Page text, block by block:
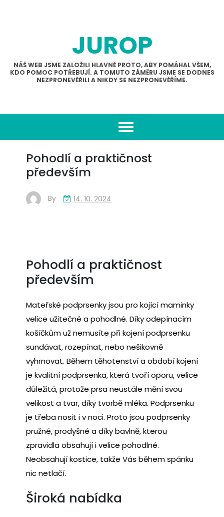
JUROP
NÁŠ WEB JSME ZALOŽILI HLAVNĚ PROTO, ABY POMÁHAL VŠEM,
KDO POMOC POTŘEBUJÍ. A TOMUTO ZÁMĚRU JSME SE DODNES
NEZPRONEVĚŘILI A NIKDY SE NEZPRONEVĚŘÍME.
Pohodlí a praktičnost
především
By 14. 10. 2024
Pohodlí a praktičnost
především
Mateřské podprsenky jsou pro kojící maminky
velice užitečné a pohodlné. Díky odepínacím
košíčkům už nemusíte při kojení podprsenku
sundávat, rozepínat, nebo nešikovně
vyhrnovat. Během těhotenství a období kojení
je kvalitní podprsenka, která tvoří oporu, velice
důležitá, protože prsa neustále mění svou
velikost a tvar, díky tvorbě mléka. Podprsenku
je třeba nosit i v noci. Proto jsou podprsenky
pružné, prodyšné a díky bavlně, kterou
zpravidla obsahují i velice pohodlné.
Neobsahují kostice, takže Vás během spánku
nic netlačí.
Široká nabídka